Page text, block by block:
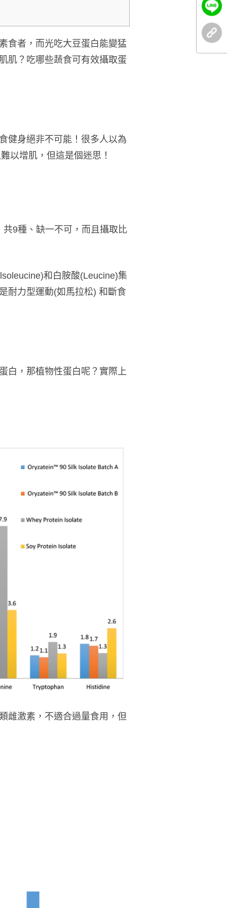
食者，而光吃大豆蛋白能變猛
肌？吃哪些蔬食可有效攝取蛋
健身絕非不可能！很多人以為
以增肌，但這是個迷思！
9種、缺一不可，而且攝取比
和白胺酸(Leucine)集
耐力型運動(如馬拉松) 和斷食
白，那植物性蛋白呢？實際上
雌激素，不適合過量食用，但